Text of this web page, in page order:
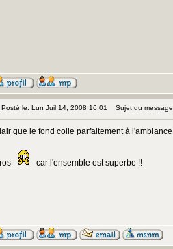
Posté le: Lun Juil 14, 2008 16:01 Sujet du
que le fond colle parfaitement à
car l'ensemble est superbe !!